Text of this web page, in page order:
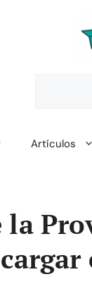
Artículos
la